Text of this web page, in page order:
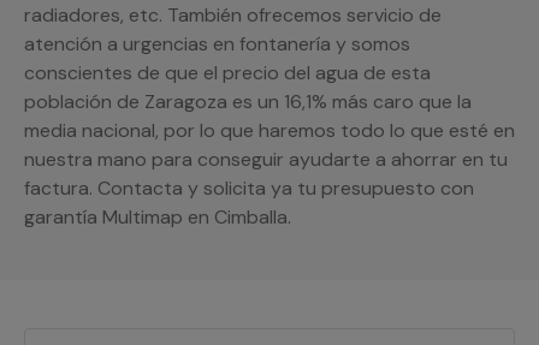
radiadores, etc. También ofrecemos servicio de
atención a urgencias en fontanería y somos
conscientes de que el precio del agua de esta
población de Zaragoza es un 16,1% más caro que la
media nacional, por lo que haremos todo lo que esté en
nuestra mano para conseguir ayudarte a ahorrar en tu
factura. Contacta y solicita ya tu presupuesto con
garantía Multimap en Cimballa.